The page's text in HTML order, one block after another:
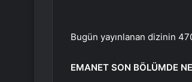
Bugün yayınlanan dizinin
EMANET SON BÖLÜMDE